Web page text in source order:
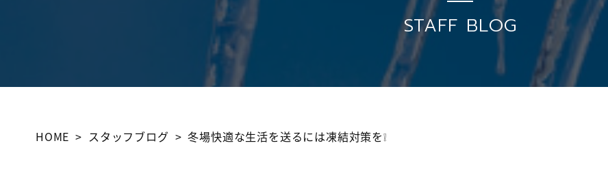
STAFF BLOG
HOME スタッフブログ 冬場快適な生活を送るには凍結対策を❕